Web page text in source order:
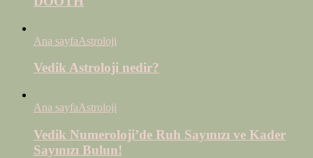
Ana sayfaAstroloji
Vedik Astroloji nedir?
Ana sayfaAstroloji
Vedik Numeroloji’de Ruh Sayınızı ve Kader
Sayınızı Bulun!